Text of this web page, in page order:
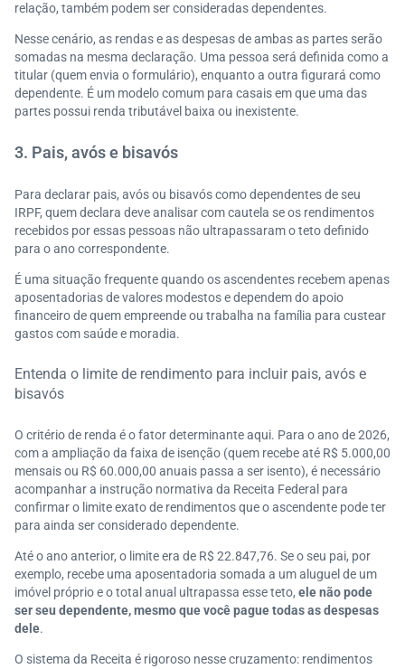
relação, também podem ser consideradas dependentes.
Nesse cenário, as rendas e as despesas de ambas as partes serão
somadas na mesma declaração. Uma pessoa será definida como a
titular (quem envia o formulário), enquanto a outra figurará como
dependente. É um modelo comum para casais em que uma das
partes possui renda tributável baixa ou inexistente.
3. Pais, avós e bisavós
Para declarar pais, avós ou bisavós como dependentes de seu
IRPF, quem declara deve analisar com cautela se os rendimentos
recebidos por essas pessoas não ultrapassaram o teto definido
para o ano correspondente.
É uma situação frequente quando os ascendentes recebem apenas
aposentadorias de valores modestos e dependem do apoio
financeiro de quem empreende ou trabalha na família para custear
gastos com saúde e moradia.
Entenda o limite de rendimento para incluir pais, avós e
bisavós
O critério de renda é o fator determinante aqui. Para o ano de 2026,
com a ampliação da faixa de isenção (quem recebe até R$ 5.000,00
mensais ou R$ 60.000,00 anuais passa a ser isento), é necessário
acompanhar a instrução normativa da Receita Federal para
confirmar o limite exato de rendimentos que o ascendente pode ter
para ainda ser considerado dependente.
Até o ano anterior, o limite era de R$ 22.847,76. Se o seu pai, por
exemplo, recebe uma aposentadoria somada a um aluguel de um
imóvel próprio e o total anual ultrapassa esse teto, ele não pode
ser seu dependente, mesmo que você pague todas as despesas
dele.
O sistema da Receita é rigoroso nesse cruzamento: rendimentos